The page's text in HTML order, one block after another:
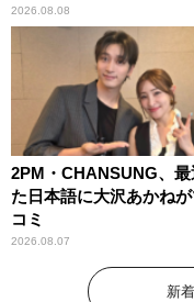
2026.08.08
2PM・CHANSUNG、最
た日本語に大沢あかねが
コミ
2026.08.07
新